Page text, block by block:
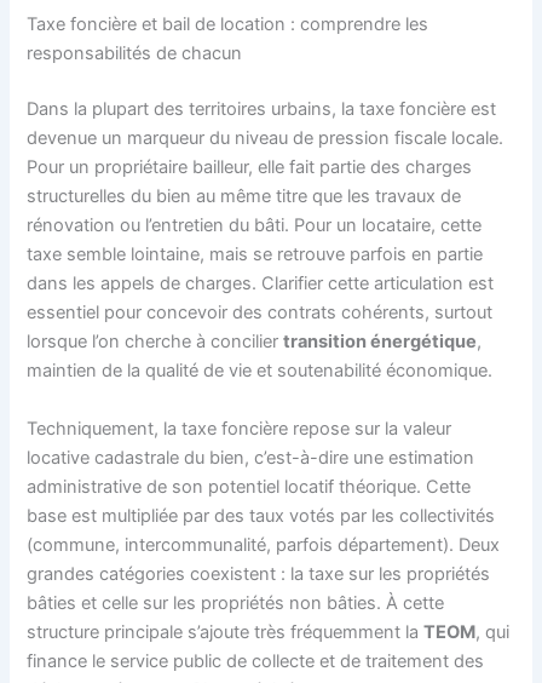
Taxe foncière et bail de location : comprendre les
responsabilités de chacun
Dans la plupart des territoires urbains, la taxe foncière est
devenue un marqueur du niveau de pression fiscale locale.
Pour un propriétaire bailleur, elle fait partie des charges
structurelles du bien au même titre que les travaux de
rénovation ou l’entretien du bâti. Pour un locataire, cette
taxe semble lointaine, mais se retrouve parfois en partie
dans les appels de charges. Clarifier cette articulation est
essentiel pour concevoir des contrats cohérents, surtout
lorsque l’on cherche à conciliertransition énergétique,
maintien de la qualité de vie et soutenabilité économique.
Techniquement, la taxe foncière repose sur la valeur
locative cadastrale du bien, c’est-à-dire une estimation
administrative de son potentiel locatif théorique. Cette
base est multipliée par des taux votés par les collectivités
(commune, intercommunalité, parfois département). Deux
grandes catégories coexistent : la taxe sur les propriétés
bâties et celle sur les propriétés non bâties. À cette
structure principale s’ajoute très fréquemment laTEOM, qui
finance le service public de collecte et de traitement des